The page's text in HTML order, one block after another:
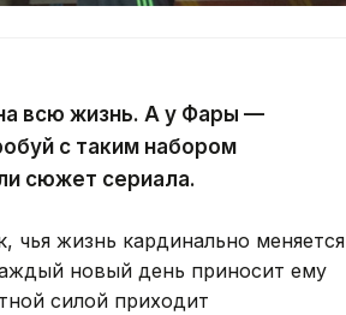
всю жизнь. А у Фары —
с таким набором
сюжет сериала.
жизнь кардинально меняется
новый день приносит ему
силой приходит